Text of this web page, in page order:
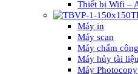
Thiết bị Wifi –
Máy in
Máy scan
Máy chấm công
Máy hủy tài liệu
Máy Photocopy